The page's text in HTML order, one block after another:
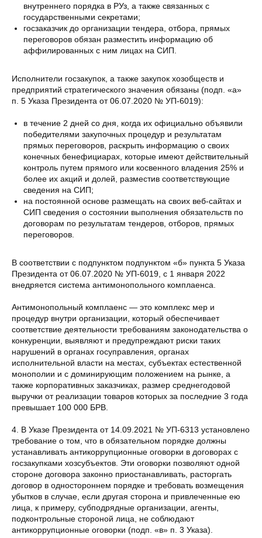
внутреннего порядка в РУз, а также связанных с
государственными секретами;
госзаказчик до организации тендера, отбора, прямых
переговоров обязан разместить информацию об
аффилированных с ним лицах на СИП.
Исполнители госзакупок, а также закупок хозобществ и
предприятий стратегического значения обязаны (подп. «а»
п. 5 Указа Президента от 06.07.2020 № УП-6019):
в течение 2 дней со дня, когда их официально объявили
победителями закупочных процедур и результатам
прямых переговоров, раскрыть информацию о своих
конечных бенефициарах, которые имеют действительный
контроль путем прямого или косвенного владения 25% и
более их акций и долей, разместив соответствующие
сведения на СИП;
на постоянной основе размещать на своих веб-сайтах и
СИП сведения о состоянии выполнения обязательств по
договорам по результатам тендеров, отборов, прямых
переговоров.
В соответствии с подпунктом подпунктом «б» пункта 5 Указа
Президента от 06.07.2020 № УП-6019, с 1 января 2022
внедряется система антимонопольного комплаенса.
Антимонопольный комплаенс — это комплекс мер и
процедур внутри организации, который обеспечивает
соответствие деятельности требованиям законодательства о
конкуренции, выявляют и предупреждают риски таких
нарушений в органах госуправления, органах
исполнительной власти на местах, субъектах естественной
монополии и с доминирующим положением на рынке, а
также корпоративных заказчиках, размер среднегодовой
выручки от реализации товаров которых за последние 3 года
превышает 100 000 БРВ.
4. В Указе Президента от 14.09.2021 № УП-6313 установлено
требование о том, что в обязательном порядке должны
устанавливать антикоррупционные оговорки в договорах с
госзакупками хозсубъектов. Эти оговорки позволяют одной
стороне договора законно приостанавливать, расторгать
договор в одностороннем порядке и требовать возмещения
убытков в случае, если другая сторона и привлеченные ею
лица, к примеру, субподрядные организации, агенты,
подконтрольные стороной лица, не соблюдают
антикоррупционные оговорки (подп. «в» п. 3 Указа).